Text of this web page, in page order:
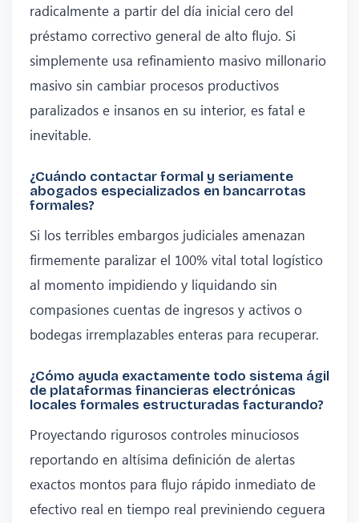
radicalmente a partir del día inicial cero del
préstamo correctivo general de alto flujo. Si
simplemente usa refinamiento masivo millonario
masivo sin cambiar procesos productivos
paralizados e insanos en su interior, es fatal e
inevitable.
¿Cuándo contactar formal y seriamente
abogados especializados en bancarrotas
formales?
Si los terribles embargos judiciales amenazan
firmemente paralizar el 100% vital total logístico
al momento impidiendo y liquidando sin
compasiones cuentas de ingresos y activos o
bodegas irremplazables enteras para recuperar.
¿Cómo ayuda exactamente todo sistema ágil
de plataformas financieras electrónicas
locales formales estructuradas facturando?
Proyectando rigurosos controles minuciosos
reportando en altísima definición de alertas
exactos montos para flujo rápido inmediato de
efectivo real en tiempo real previniendo ceguera